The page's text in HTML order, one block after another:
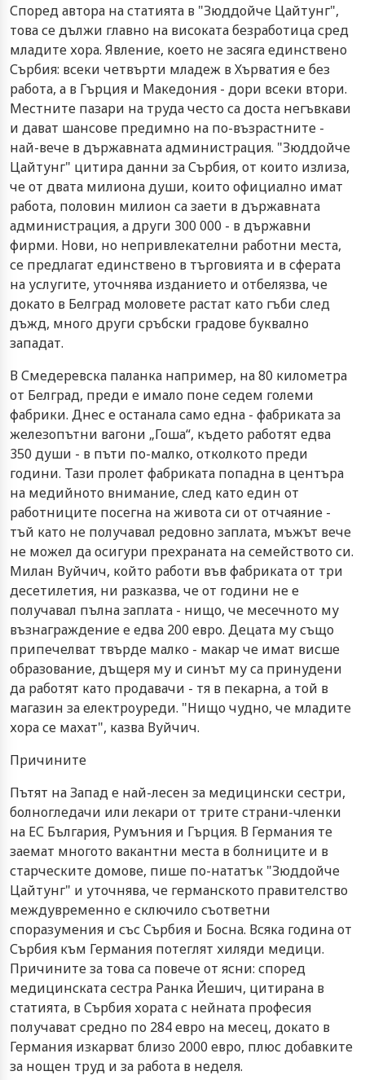
Според автора на статията в "Зюддойче Цайтунг",
това се дължи главно на високата безработица сред
младите хора. Явление, което не засяга единствено
Сърбия: всеки четвърти младеж в Хърватия е без
работа, а в Гърция и Македония - дори всеки втори.
Местните пазари на труда често са доста негъвкави
и дават шансове предимно на по-възрастните -
най-вече в държавната администрация. "Зюддойче
Цайтунг" цитира данни за Сърбия, от които излиза,
че от двата милиона души, които официално имат
работа, половин милион са заети в държавната
администрация, а други 300 000 - в държавни
фирми. Нови, но непривлекателни работни места,
се предлагат единствено в търговията и в сферата
на услугите, уточнява изданието и отбелязва, че
докато в Белград моловете растат като гъби след
дъжд, много други сръбски градове буквално
западат.
В Смедеревска паланка например, на 80 километра
от Белград, преди е имало поне седем големи
фабрики. Днес е останала само една - фабриката за
железопътни вагони „Гоша“, където работят едва
350 души - в пъти по-малко, отколкото преди
години. Тази пролет фабриката попадна в центъра
на медийното внимание, след като един от
работниците посегна на живота си от отчаяние -
тъй като не получавал редовно заплата, мъжът вече
не можел да осигури прехраната на семейството си.
Милан Вуйчич, който работи във фабриката от три
десетилетия, ни разказва, че от години не е
получавал пълна заплата - нищо, че месечното му
възнаграждение е едва 200 евро. Децата му също
припечелват твърде малко - макар че имат висше
образование, дъщеря му и синът му са принудени
да работят като продавачи - тя в пекарна, а той в
магазин за електроуреди. "Нищо чудно, че младите
хора се махат", казва Вуйчич.
Причините
Пътят на Запад е най-лесен за медицински сестри,
болногледачи или лекари от трите страни-членки
на ЕС България, Румъния и Гърция. В Германия те
заемат многото вакантни места в болниците и в
старческите домове, пише по-нататък "Зюддойче
Цайтунг" и уточнява, че германското правителство
междувременно е сключило съответни
споразумения и със Сърбия и Босна. Всяка година от
Сърбия към Германия потеглят хиляди медици.
Причините за това са повече от ясни: според
медицинската сестра Ранка Йешич, цитирана в
статията, в Сърбия хората с нейната професия
получават средно по 284 евро на месец, докато в
Германия изкарват близо 2000 евро, плюс добавките
за нощен труд и за работа в неделя.